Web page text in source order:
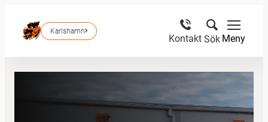
Karlshamn
Kontakt Sök Meny